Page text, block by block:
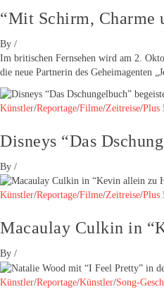
“Mit Schirm, Charme
By /
Im britischen Fernsehen wird am 2.
die neue Partnerin des Geheimagenten
Künstler/Reportage/Filme/Zeitreise/Plus
Disneys “Das
By /
Künstler/Reportage/Filme/Zeitreise/Plus
Macaulay Culkin in
By /
Künstler/Reportage/Künstler/Song-